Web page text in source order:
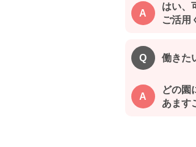
はい、
ご活用
働きた
どの園
あます